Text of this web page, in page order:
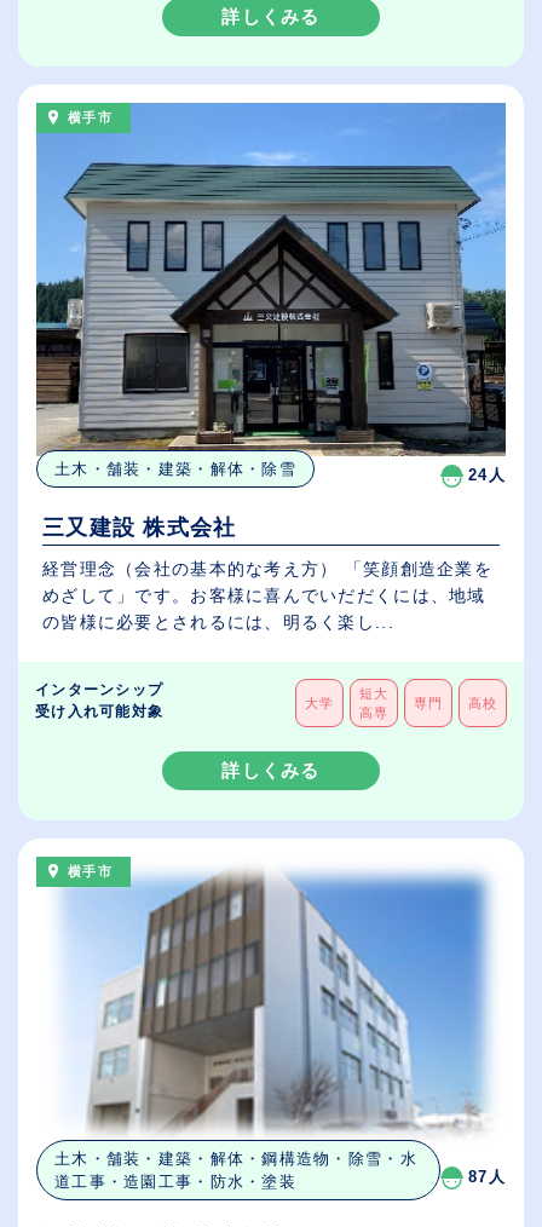
詳しくみる
横手市
土木・舗装・建築・解体・除雪 24人
三又建設 株式会社
経営理念（会社の基本的な考え方） 「笑顔創造企業を
めざして」です。お客様に喜んでいだだくには、地域
の皆様に必要とされるには、明るく楽し...
インターンシップ
受け入れ可能対象
大学
短大
高専
専門 高校
詳しくみる
横手市
土木・舗装・建築・解体・鋼構造物・除雪・水
道工事・造園工事・防水・塗装
87人